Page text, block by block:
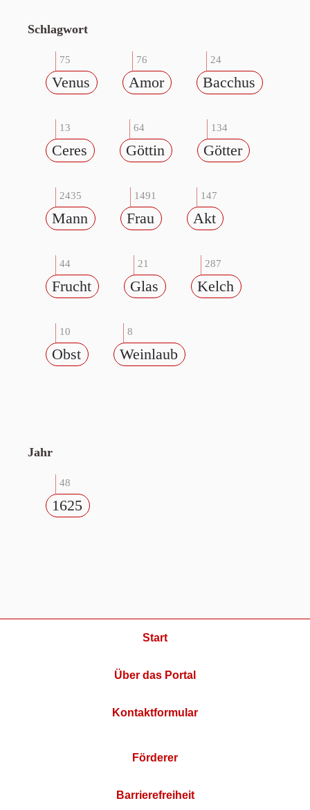
Schlagwort
75
Venus
76
Amor
24
Bacchus
13
Ceres
64
Göttin
134
Götter
2435
Mann
1491
Frau
147
Akt
44
Frucht
21
Glas
287
Kelch
10
Obst
8
Weinlaub
Jahr
48
1625
Start
Über das Portal
Kontaktformular
Förderer
Barrierefreiheit